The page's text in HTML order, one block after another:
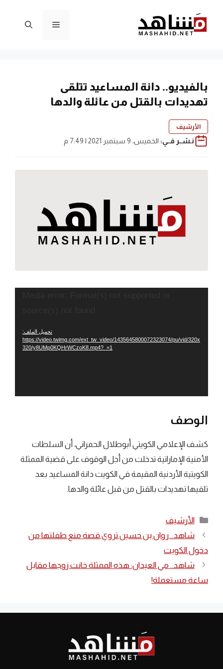
المحتوى
القائمة
بالفيديو.. دانة المساعيد تتلقى
تهديدات بالقتل من عائلة والدها
الأرشيف
نـشــر فــي: الخميس، 9 سبتمبر 2021 | 7:49 م
تحميل الملف:
https://video.twimg.com/ext_tw_video/1435645800072323074/pu/vid/320x
320/y8UMp0KQHrWCzoK8.mp4?_=1
الوصف
كشف الإعلامي الكويتي أبوطلال الحمراني، أن السلطات
الأمنية الإماراتية تدخلت من أجل الوقوف على قضية الممثلة
الكويتية الأردنية المقيمة في الكويت دانة المساعيد بعد
تلقيها تهديدات بالقتل من قبل عائلة والدها.
التصنيفات
الأرشيف
شاهد.. روان بن حسين تروي قصة منع طفلتها من
دخول الكويت
شاهد.. مي العيدان: هذه الممثلة خانت زوجها مقابل
ساعة مستعملة!